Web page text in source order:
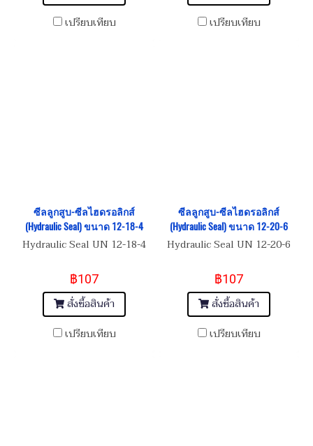
เปรียบเทียบ
เปรียบเทียบ
ซีลลูกสูบ-ซีลไฮดรอลิกส์
(Hydraulic Seal) ขนาด 12-18-4
Hydraulic Seal UN 12-18-4
฿107
สั่งซื้อสินค้า
เปรียบเทียบ
ซีลลูกสูบ-ซีลไฮดรอลิกส์
(Hydraulic Seal) ขนาด 12-20-6
Hydraulic Seal UN 12-20-6
฿107
สั่งซื้อสินค้า
เปรียบเทียบ